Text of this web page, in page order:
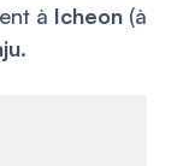
à Icheon (à
.